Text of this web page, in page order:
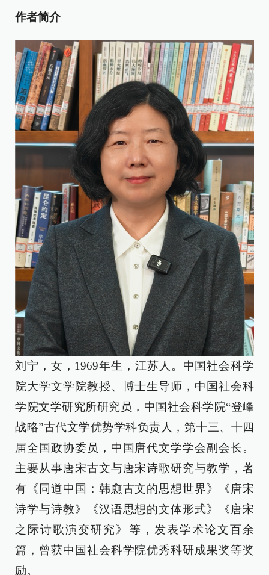
作者简介
刘宁，女，1969年生，江苏人。中国社会科学
院大学文学院教授、博士生导师，中国社会科
学院文学研究所研究员，中国社会科学院“登峰
战略”古代文学优势学科负责人，第十三、十四
届全国政协委员，中国唐代文学学会副会长。
主要从事唐宋古文与唐宋诗歌研究与教学，著
有《同道中国：韩愈古文的思想世界》《唐宋
诗学与诗教》《汉语思想的文体形式》《唐宋
之际诗歌演变研究》等，发表学术论文百余
篇，曾获中国社会科学院优秀科研成果奖等奖
励。